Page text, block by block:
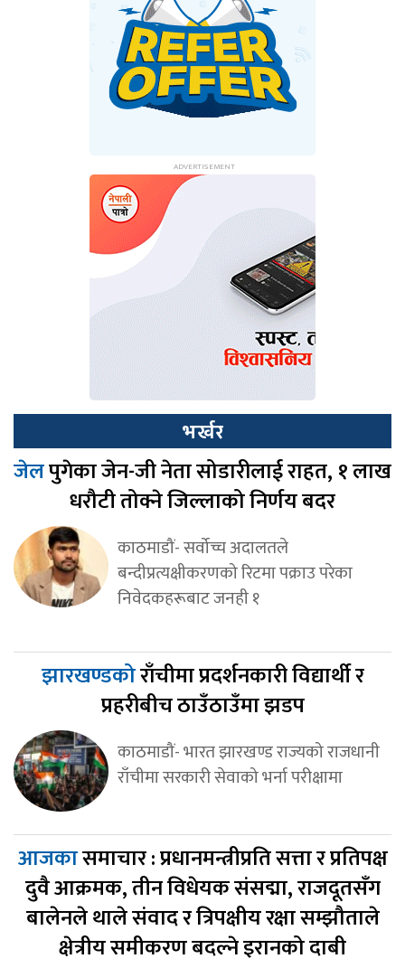
भर्खर
जेलपुगेका जेन-जी नेता सोडारीलाई राहत, १ लाख
धरौटी तोक्ने जिल्लाको निर्णय बदर
काठमाडौं- सर्वोच्च अदालतले
बन्दीप्रत्यक्षीकरणको रिटमा पक्राउ परेका
निवेदकहरूबाट जनही १
झारखण्डकोराँचीमा प्रदर्शनकारी विद्यार्थी र
प्रहरीबीच ठाउँठाउँमा झडप
काठमाडौं- भारत झारखण्ड राज्यको राजधानी
राँचीमा सरकारी सेवाको भर्ना परीक्षामा
आजकासमाचार : प्रधानमन्त्रीप्रति सत्ता र प्रतिपक्ष
दुवै आक्रमक, तीन विधेयक संसद्मा, राजदूतसँग
बालेनले थाले संवाद र त्रिपक्षीय रक्षा सम्झौताले
क्षेत्रीय समीकरण बदल्ने इरानको दाबी